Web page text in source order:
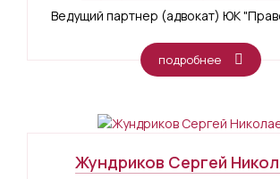
Ведущий партнер (адвокат) ЮК
подробнее
Жундриков Сергей